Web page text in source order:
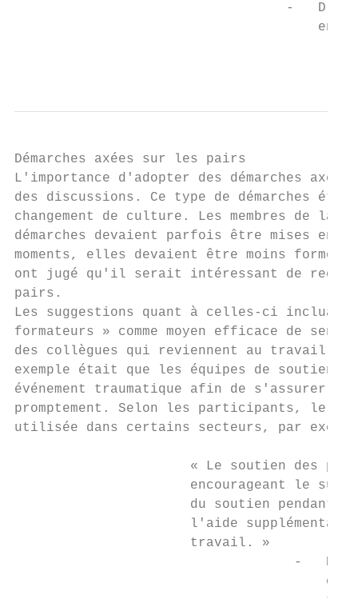
-   Dr
en
Démarches axées sur les pairs
L'importance d'adopter des démarches
des discussions. Ce type de démarches
changement de culture. Les membres de la
démarches devaient parfois être mises en
moments, elles devaient être moins
ont jugé qu'il serait intéressant de
pairs.
Les suggestions quant à celles-ci
formateurs » comme moyen efficace de
des collègues qui reviennent au travail
exemple était que les équipes de
événement traumatique afin de s'assurer
promptement. Selon les participants, le
utilisée dans certains secteurs, par
« Le soutien des
encourageant le
du soutien pendant
l'aide
                      travail. »
-   Dr
en